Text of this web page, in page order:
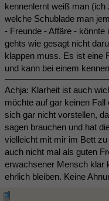
kennenlernt weiß man
welche Schublade man
- Freunde - Affäre -
gehts wie gesagt nicht
klappen muss. Es ist eine
und kann bei einem
Achja: Klarheit ist auch
möchte auf gar keinen
sich gar nicht vorstellen,
sagen brauchen und hat
vielleicht mit mir im Bett
auch nicht mal als guten
erwachsener Mensch klar
ehrlich bleiben. Keine